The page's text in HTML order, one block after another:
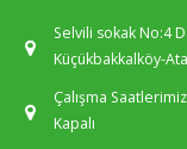
Selvili sokak No:4
Küçükbakkalköy-
Çalışma
Kapalı